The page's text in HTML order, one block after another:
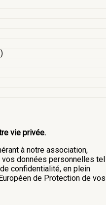
vie privée.
à notre association,
données personnelles tel
confidentialité, en plein
de Protection de vos